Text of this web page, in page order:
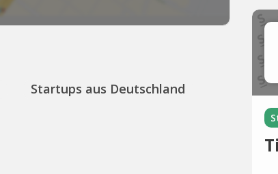
Startups aus Deutschland